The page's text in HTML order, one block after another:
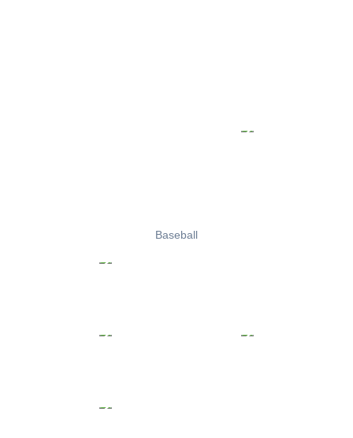
Baseball